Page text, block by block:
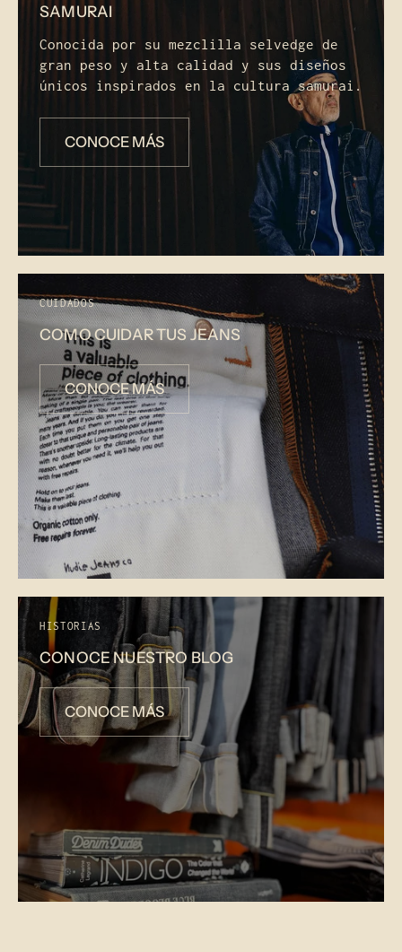
SAMURAI
Conocida por su mezclilla selvedge de
gran peso y alta calidad y sus diseños
únicos inspirados en la cultura samurai.
CONOCE MÁS
CUIDADOS
COMO CUIDAR TUS JEANS
CONOCE MÁS
HISTORIAS
CONOCE NUESTRO BLOG
CONOCE MÁS